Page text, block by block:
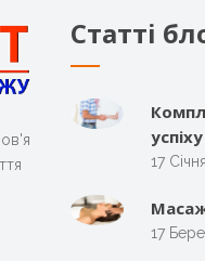
Статті
успіху
17
17